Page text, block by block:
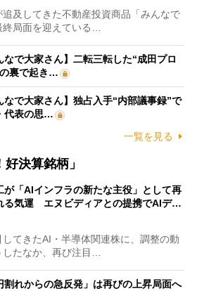
及してきた不動産投資商品「みんなで
終局面を迎えている…
なで大家さん】二転三転した“成田プロ
裏で起き…
なで大家さん】独占入手“内部議事録”で
代表の思…
一覧を見る
決算銘柄」
が「AIインフラの新たな主役」として再
る気運 エヌビディアとの提携でAIデ…
てきたAI・半導体関連株に、調整の動
したなか、再び注目…
割れからの急反発」は再びの上昇局面へ